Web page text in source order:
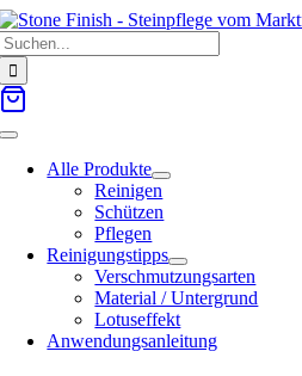
Zum
Inhalt
springen
Toggle
NavigationAlle Produkte
Reinigen
Schützen
Pflegen
Reinigungstipps
Verschmutzungsarten
Material / Untergrund
Lotuseffekt
Anwendungsanleitung